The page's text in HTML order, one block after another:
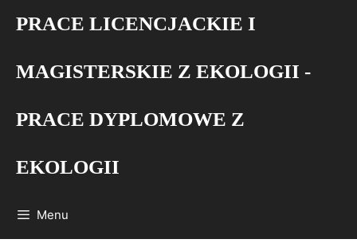
PRACE LICENCJACKIE I
MAGISTERSKIE Z EKOLOGII -
PRACE DYPLOMOWE Z
EKOLOGII
Menu